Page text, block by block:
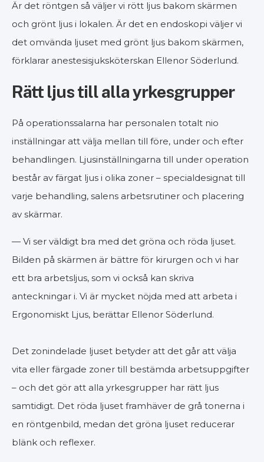
Är det röntgen så väljer vi rött ljus bakom skärmen
och grönt ljus i lokalen. Är det en endoskopi väljer vi
det omvända ljuset med grönt ljus bakom skärmen,
förklarar anestesisjuksköterskan Ellenor Söderlund.
Rätt ljus till alla yrkesgrupper
På operationssalarna har personalen totalt nio
inställningar att välja mellan till före, under och efter
behandlingen. Ljusinställningarna till under operation
består av färgat ljus i olika zoner – specialdesignat till
varje behandling, salens arbetsrutiner och placering
av skärmar.
— Vi ser väldigt bra med det gröna och röda ljuset.
Bilden på skärmen är bättre för kirurgen och vi har
ett bra arbetsljus, som vi också kan skriva
anteckningar i. Vi är mycket nöjda med att arbeta i
Ergonomiskt Ljus, berättar Ellenor Söderlund.
Det zonindelade ljuset betyder att det går att välja
vita eller färgade zoner till bestämda arbetsuppgifter
– och det gör att alla yrkesgrupper har rätt ljus
samtidigt. Det röda ljuset framhäver de grå tonerna i
en röntgenbild, medan det gröna ljuset reducerar
blänk och reflexer.